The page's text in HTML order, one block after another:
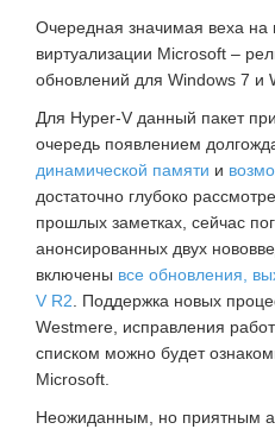
Очередная значимая веха на
виртуализации Microsoft –
обновлений для Windows 7 и
Для Hyper-V данный пакет
очередь появлением
динамической памяти и
достаточно глубоко
прошлых заметках, сейчас
анонсированных двух
включены все обновления,
V R2 . Поддержка новых
Westmere, исправления
списком можно будет
Microsoft.
Неожиданным, но приятным